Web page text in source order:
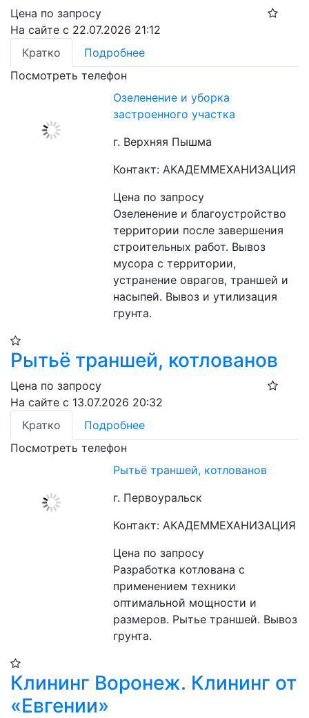
Цена по запросу
На сайте с 22.07.2026 21:12
Кратко
Подробнее
Посмотреть телефон
Озеленение и уборка
застроенного участка
г. Верхняя Пышма
Контакт: АКАДЕММЕХАНИЗАЦИЯ
Цена по запросу
Озеленение и благоустройство
территории после завершения
строительных работ. Вывоз
мусора с территории,
устранение оврагов, траншей и
насыпей. Вывоз и утилизация
грунта.
Рытьё траншей, котлованов
Цена по запросу
На сайте с 13.07.2026 20:32
Кратко
Подробнее
Посмотреть телефон
Рытьё траншей, котлованов
г. Первоуральск
Контакт: АКАДЕММЕХАНИЗАЦИЯ
Цена по запросу
Разработка котлована с
применением техники
оптимальной мощности и
размеров. Рытье траншей. Вывоз
грунта.
Клининг Воронеж. Клининг от
«Евгении»